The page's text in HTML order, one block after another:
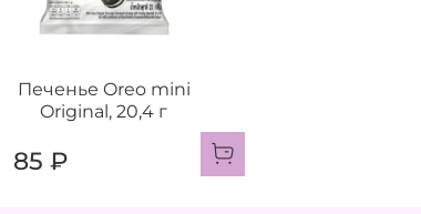
Печенье Oreo mini
Original, 20,4 г
85 ₽